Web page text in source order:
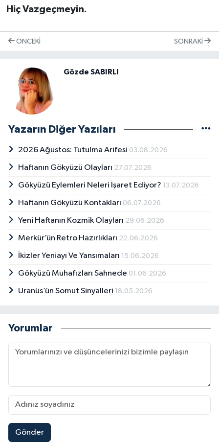
Hiç Vazgeçmeyin.
ÖNCEKI SONRAKI
Gözde SABIRLI
Yazarın Diğer Yazıları
2026 Ağustos: Tutulma Arifesi 03.08.2026
Haftanın Gökyüzü Olayları 27.07.2026
Gökyüzü Eylemleri Neleri İşaret Ediyor? 13.07.2026
Haftanın Gökyüzü Kontakları 06.07.2026
Yeni Haftanın Kozmik Olayları 29.06.2026
Merkür’ün Retro Hazırlıkları 22.06.2026
İkizler Yeniayı Ve Yansımaları 15.06.2026
Gökyüzü Muhafızları Sahnede 01.06.2026
Uranüs’ün Somut Sinyalleri 18.05.2026
Yorumlar
Gönder